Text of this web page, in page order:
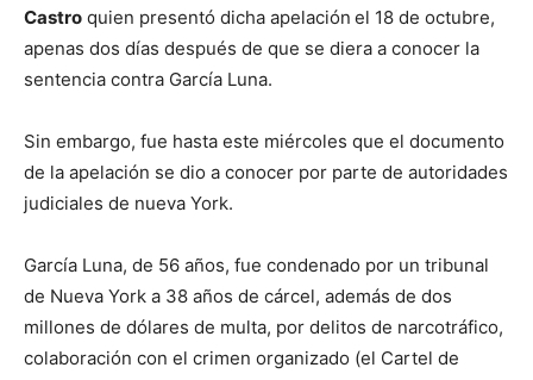
Castro quien presentó dicha apelación el 18 de octubre,
apenas dos días después de que se diera a conocer la
sentencia contra García Luna.
Sin embargo, fue hasta este miércoles que el documento
de la apelación se dio a conocer por parte de autoridades
judiciales de nueva York.
García Luna, de 56 años, fue condenado por un tribunal
de Nueva York a 38 años de cárcel, además de dos
millones de dólares de multa, por delitos de narcotráfico,
colaboración con el crimen organizado (el Cartel de